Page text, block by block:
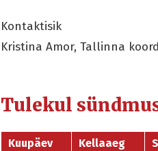
Kontaktisik
Kristina Amor, Tallinna
Tulekul
Kuupäev Kellaaeg